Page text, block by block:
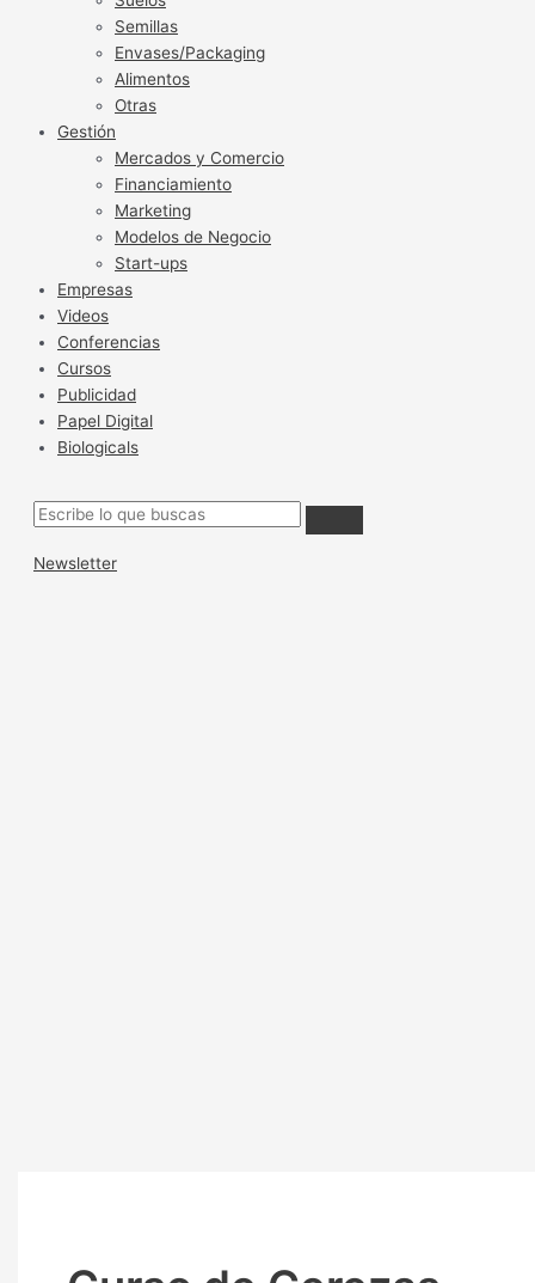
Semillas
Envases/Packaging
Alimentos
Otras
Gestión
Mercados y Comercio
Financiamiento
Marketing
Modelos de Negocio
Start-ups
Empresas
Videos
Conferencias
Cursos
Publicidad
Papel Digital
Biologicals
Newsletter